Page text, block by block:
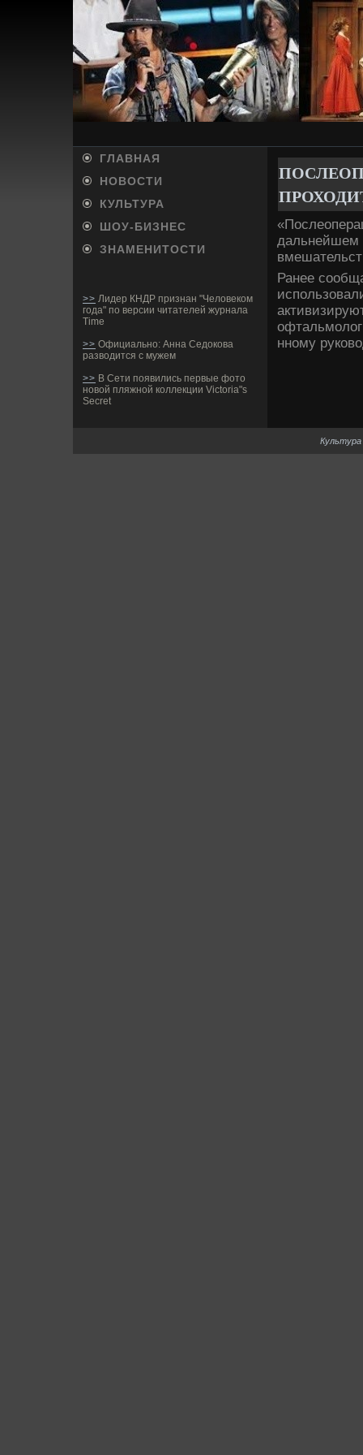
ГЛАВНАЯ
НОВОСТИ
КУЛЬТУРА
ШОУ-БИ­ЗНЕС
ЗНАМЕНИТОСТИ
>> Лидер КНДР признан "Человеком
года" по версии читателей журнала
Time
>> Официально: Анна Седокова
разводится с мужем
>> В Сети появились первые фото
новой пляжной коллекции Victoria"s
Secret
дальнейшем
Ранее
нному
Культура